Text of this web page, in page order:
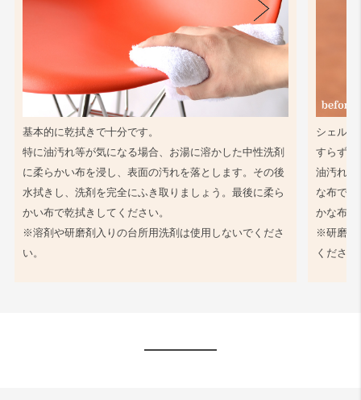
基本的に乾拭きで十分です。
特に油汚れ等が気になる場合、お湯に溶かした中性洗剤
に柔らかい布を浸し、表面の汚れを落とします。その後
水拭きし、洗剤を完全にふき取りましょう。最後に柔ら
かい布で乾拭きしてください。
※溶剤や研磨剤入りの台所用洗剤は使用しないでくださ
い。
シェル同
すらず、
油汚れ等
な布で軽
かな布で
※研磨剤
ください